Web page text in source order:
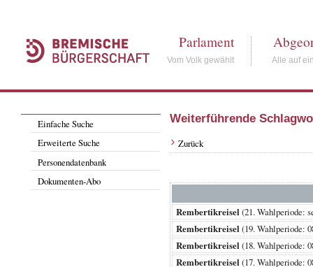
Parlament
Vom Volk gewählt Alle auf
Einfache Suche
Erweiterte Suche
Personendatenbank
Dokumenten-Abo
Weiterführende
Zurück
Rembertikreisel (21.
Rembertikreisel (19.
Rembertikreisel (18.
Rembertikreisel (17.